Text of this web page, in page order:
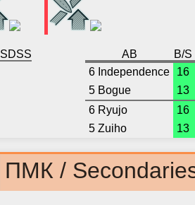
SDSS АВ B/S
6 Independence
16
5 Bogue
13
6 Ryujo
16
5 Zuiho
13
ПМК /